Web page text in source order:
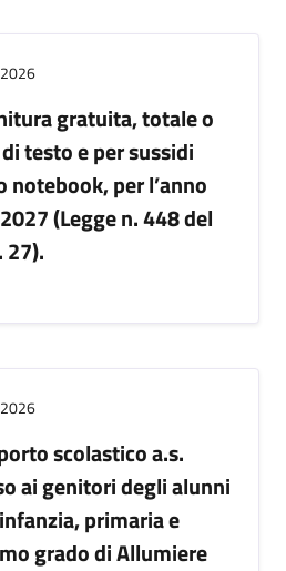
gratuita, totale o
testo e per sussidi
per l’anno
(Legge n. 448 del
scolastico a.s.
ai genitori degli alunni
primaria e
grado di Allumiere